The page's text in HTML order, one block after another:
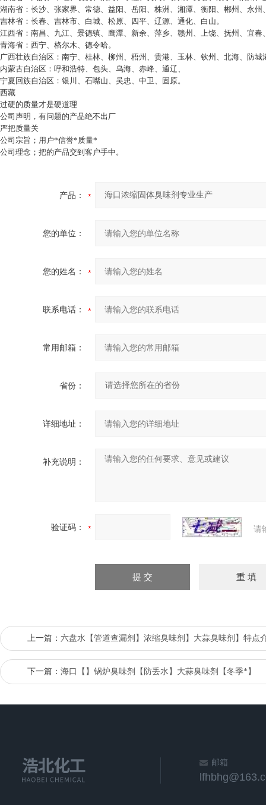
湖南省：长沙、张家界、常德、益阳、岳阳、株洲、湘潭、衡阳、郴州、永州
吉林省：长春、吉林市、白城、松原、四平、辽源、通化、白山。
江西省：南昌、九江、景德镇、鹰潭、新余、萍乡、赣州、上饶、抚州、宜春
青海省：西宁、格尔木、德令哈。
广西壮族自治区：南宁、桂林、柳州、梧州、贵港、玉林、钦州、北海、防
内蒙古自治区：呼和浩特、包头、乌海、赤峰、通辽、
宁夏回族自治区：银川、石嘴山、吴忠、中卫、固原。
西藏
过硬的质量才是硬道理
公司声明，有问题的产品绝不出厂
严把质量关
公司宗旨；用户*信誉*质量*
公司理念；把的产品交到客户手中。
产品：
您的单位：
您的姓名：
联系电话：
常用邮箱：
省份：
详细地址：
补充说明：
验证码： 请
上一篇： 六盘水【管道查漏剂】浓缩臭味剂】大蒜臭味剂】特点
下一篇： 海口【】锅炉臭味剂【防丢水】大蒜臭味剂【冬季*】
邮箱